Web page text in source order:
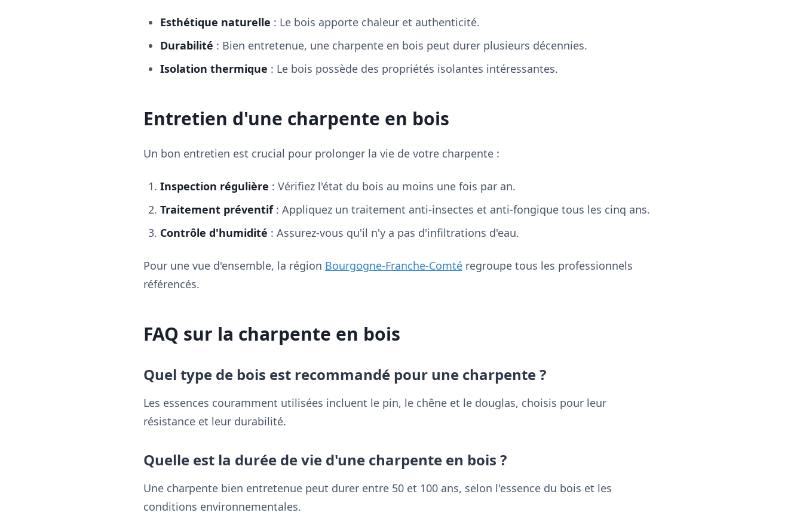
Esthétique naturelle : Le bois apporte chaleur et authenticité.
Durabilité : Bien entretenue, une charpente en bois peut durer plusieurs décennies.
Isolation thermique : Le bois possède des propriétés isolantes intéressantes.
Entretien d'une charpente en bois
Un bon entretien est crucial pour prolonger la vie de votre charpente :
Inspection régulière : Vérifiez l'état du bois au moins une fois par an.
Traitement préventif: Appliquez un traitement anti-insectes et anti-fongique tous les cinq ans.
Contrôle d'humidité : Assurez-vous qu'il n'y a pas d'infiltrations d'eau.
Pour une vue d'ensemble, la région Bourgogne-Franche-Comté regroupe tous les professionnels
référencés.
FAQ sur la charpente en bois
Quel type de bois est recommandé pour une charpente ?
Les essences couramment utilisées incluent le pin, le chêne et le douglas, choisis pour leur
résistance et leur durabilité.
Quelle est la durée de vie d'une charpente en bois ?
Une charpente bien entretenue peut durer entre 50 et 100 ans, selon l'essence du bois et les
conditions environnementales.